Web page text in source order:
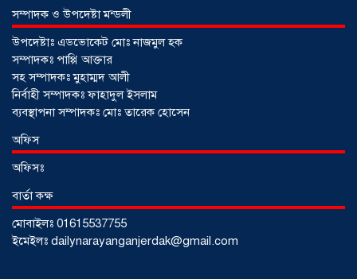
শর্টগান
০৩ আগস্ট ২০২৬
সম্পাদক ও উপদেষ্টা মন্ডলী
উপদেষ্টাঃ এডভোকেট মোঃ নাজমুল হক
সম্পাদকঃ পাপ্পি আক্তার
সহ সম্পাদকঃ মুহাম্মদ আলী
নির্বাহী সম্পাদকঃ ফাহাদুল ইসলাম
ব্যবস্থাপনা সম্পাদকঃ মোঃ তারেক হোসেন
অফিস
অফিসঃ
বার্তা কক্ষ
মোবাইলঃ 01615537755
ইমেইলঃ dailynarayanganjerdak@gmail.com